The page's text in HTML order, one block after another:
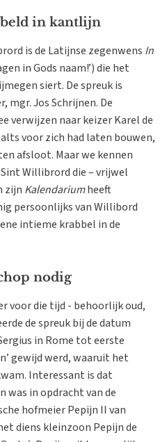
in kantlijn
is de Latijnse zegenwens In
in Gods naam!’) die het
siert. De spreuk is
mgr. Jos Schrijnen. De
verwijzen naar keizer Karel de
voor zich had laten bouwen,
afsloot. Maar we kennen
Willibrord die – vrijwel
zijn Kalendariumheeft
persoonlijks van Willibord
intieme krabbel in de
nodig
voor die tijd - behoorlijk oud,
de spreuk bij de datum
in Rome tot eerste
gewijd werd, waaruit het
Interessant is dat
was in opdracht van de
hofmeier Pepijn II van
diens kleinzoon Pepijn de